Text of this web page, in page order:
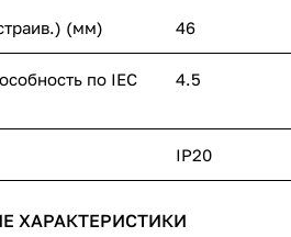
(мм) 46
по IEC
4.5
IP20
ХАРАКТЕРИСТИКИ